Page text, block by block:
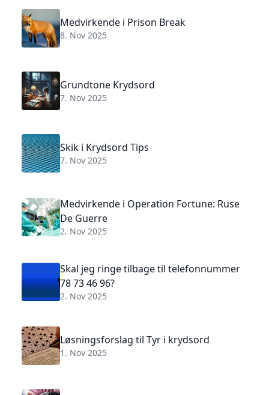
Medvirkende i Prison Break
8. Nov 2025
Grundtone Krydsord
7. Nov 2025
Skik i Krydsord Tips
7. Nov 2025
Medvirkende i Operation Fortune: Ruse
De Guerre
2. Nov 2025
Skal jeg ringe tilbage til telefonnummer
78 73 46 96?
2. Nov 2025
Løsningsforslag til Tyr i krydsord
1. Nov 2025